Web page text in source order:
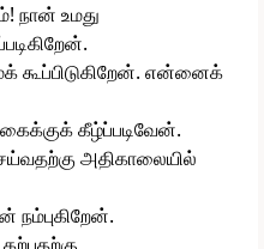
நான் உமது
கூப்பிடுகிறேன். என்னைக்
கீழ்ப்படிவேன்.
அதிகாலையில்